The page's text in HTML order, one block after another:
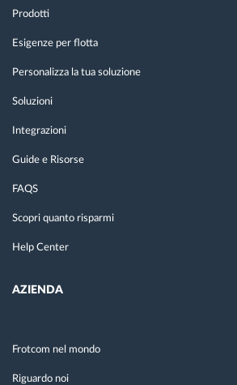
Prodotti
Esigenze per flotta
Personalizza la tua soluzione
Soluzioni
Integrazioni
Guide e Risorse
FAQS
Scopri quanto risparmi
Help Center
AZIENDA
Frotcom nel mondo
Riguardo noi